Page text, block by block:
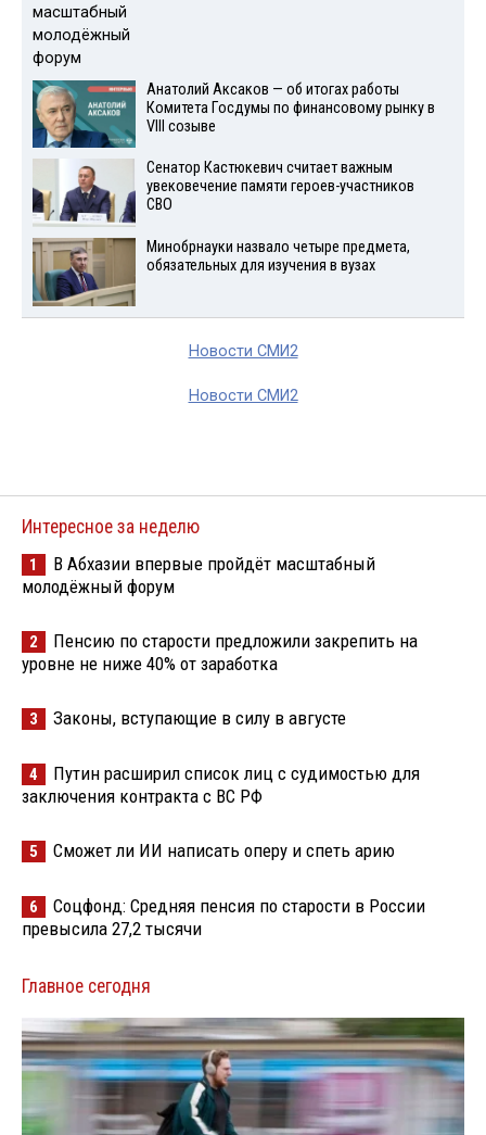
Анатолий Аксаков — об итогах работы
Комитета Госдумы по финансовому рынку в
VIII созыве
Сенатор Кастюкевич считает важным
увековечение памяти героев-участников
СВО
Минобрнауки назвало четыре предмета,
обязательных для изучения в вузах
Новости СМИ2
Новости СМИ2
Интересное за неделю
1
В Абхазии впервые пройдёт масштабный
молодёжный форум
2
Пенсию по старости предложили закрепить на
уровне не ниже 40% от заработка
3 Законы, вступающие в силу в августе
4
Путин расширил список лиц с судимостью для
заключения контракта с ВС РФ
5 Сможет ли ИИ написать оперу и спеть арию
6
Соцфонд: Средняя пенсия по старости в России
превысила 27,2 тысячи
Главное сегодня